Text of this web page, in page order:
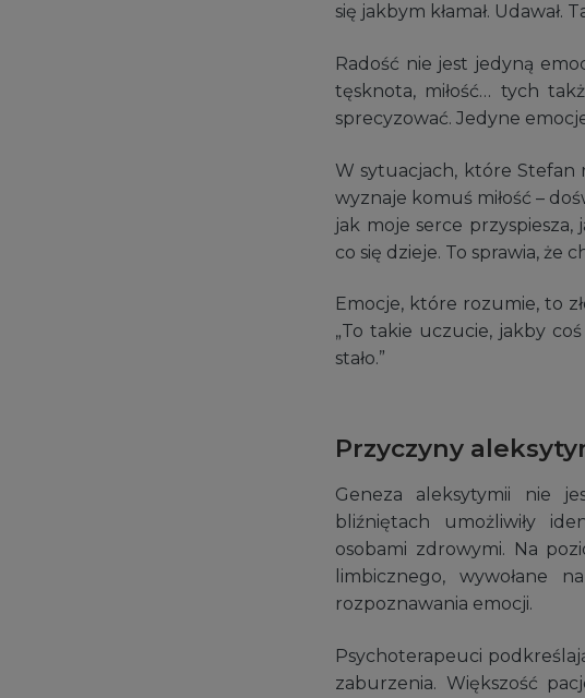
się jakbym kłamał. Udawał.
Radość nie jest jedyną
tęsknota, miłość… tych
sprecyzować. Jedyne
W sytuacjach, które Stefan
wyznaje komuś miłość –
jak moje serce przyspiesza,
co się dzieje. To sprawia, że
Emocje, które rozumie, to
„To takie uczucie, jakby
stało.”
Przyczyny
Geneza aleksytymii nie
bliźniętach umożliwiły
osobami zdrowymi. Na
limbicznego, wywołane
rozpoznawania emocji.
Psychoterapeuci
zaburzenia. Większość